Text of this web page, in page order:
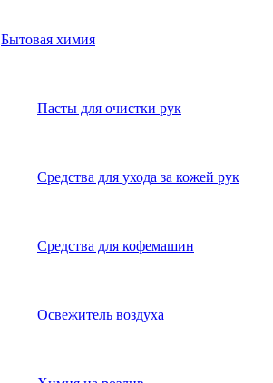
Бытовая химия
Пасты для очистки рук
Средства для ухода за кожей рук
Средства для кофемашин
Освежитель воздуха